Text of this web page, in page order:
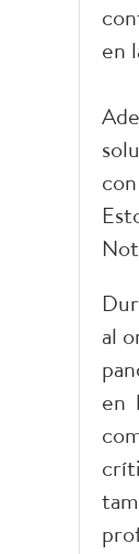
en
al
en